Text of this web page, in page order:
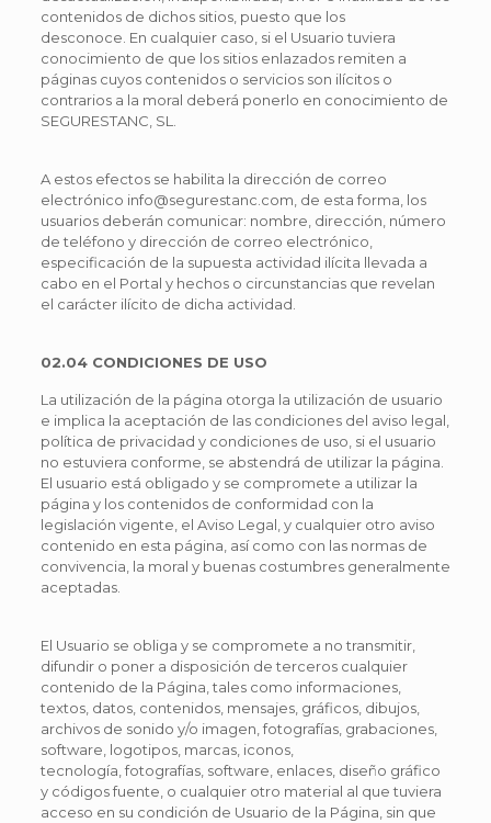
contenidos de dichos sitios, puesto que los
desconoce. En cualquier caso, si el Usuario tuviera
conocimiento de que los sitios enlazados remiten a
páginas cuyos contenidos o servicios son ilícitos o
contrarios a la moral deberá ponerlo en conocimiento de
SEGURESTANC, SL.
A estos efectos se habilita la dirección de correo
electrónico info@segurestanc.com, de esta forma, los
usuarios deberán comunicar: nombre, dirección, número
de teléfono y dirección de correo electrónico,
especificación de la supuesta actividad ilícita llevada a
cabo en el Portal y hechos o circunstancias que revelan
el carácter ilícito de dicha actividad.
02.04 CONDICIONES DE USO
La utilización de la página otorga la utilización de usuario
e implica la aceptación de las condiciones del aviso legal,
política de privacidad y condiciones de uso, si el usuario
no estuviera conforme, se abstendrá de utilizar la página.
El usuario está obligado y se compromete a utilizar la
página y los contenidos de conformidad con la
legislación vigente, el Aviso Legal, y cualquier otro aviso
contenido en esta página, así como con las normas de
convivencia, la moral y buenas costumbres generalmente
aceptadas.
El Usuario se obliga y se compromete a no transmitir,
difundir o poner a disposición de terceros cualquier
contenido de la Página, tales como informaciones,
textos, datos, contenidos, mensajes, gráficos, dibujos,
archivos de sonido y/o imagen, fotografías, grabaciones,
software, logotipos, marcas, iconos,
tecnología, fotografías, software, enlaces, diseño gráfico
y códigos fuente, o cualquier otro material al que tuviera
acceso en su condición de Usuario de la Página, sin que